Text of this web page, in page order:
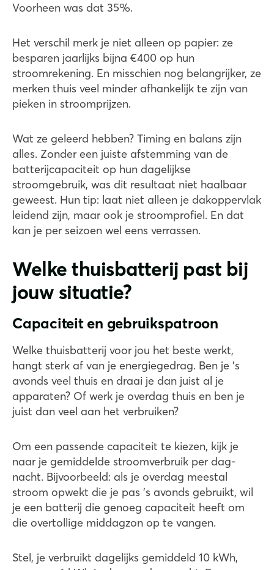
Voorheen was dat 35%.
Het verschil merk je niet alleen op papier: ze
besparen jaarlijks bijna €400 op hun
stroomrekening. En misschien nog belangrijker, ze
merken thuis veel minder afhankelijk te zijn van
pieken in stroomprijzen.
Wat ze geleerd hebben? Timing en balans zijn
alles. Zonder een juiste afstemming van de
batterijcapaciteit op hun dagelijkse
stroomgebruik, was dit resultaat niet haalbaar
geweest. Hun tip: laat niet alleen je dakoppervlak
leidend zijn, maar ook je stroomprofiel. En dat
kan je per seizoen wel eens verrassen.
Welke thuisbatterij past bij
jouw situatie?
Capaciteit en gebruikspatroon
Welke thuisbatterij voor jou het beste werkt,
hangt sterk af van je energiegedrag. Ben je ’s
avonds veel thuis en draai je dan juist al je
apparaten? Of werk je overdag thuis en ben je
juist dan veel aan het verbruiken?
Om een passende capaciteit te kiezen, kijk je
naar je gemiddelde stroomverbruik per dag-
nacht. Bijvoorbeeld: als je overdag meestal
stroom opwekt die je pas ’s avonds gebruikt, wil
je een batterij die genoeg capaciteit heeft om
die overtollige middagzon op te vangen.
Stel, je verbruikt dagelijks gemiddeld 10 kWh,